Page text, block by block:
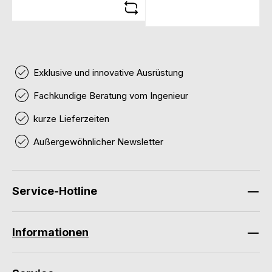
Exklusive und innovative Ausrüstung
Fachkundige Beratung vom Ingenieur
kurze Lieferzeiten
Außergewöhnlicher Newsletter
Service-Hotline
Informationen